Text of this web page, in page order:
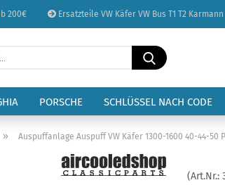
200€ Ersatzteile VW Käfer VW Bus T1 T2 Karmann
Sprache auswählen
Lieferland
Suche...
PORSCHE SCHLÜSSEL NACH CODE
» Auspuffanlage Auspuff VW Käfer 1300-1600 40-44-50
(Art.Nr.: